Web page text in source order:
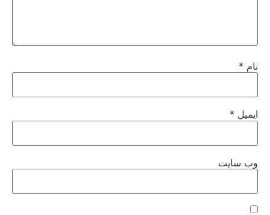
نام *
ایمیل *
وب‌ سایت